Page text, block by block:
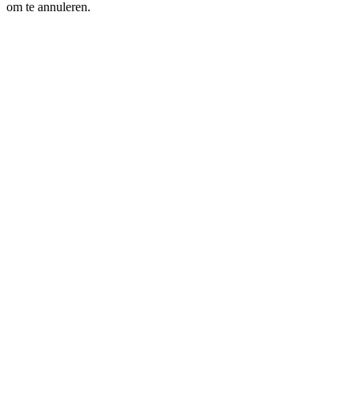
om te annuleren.